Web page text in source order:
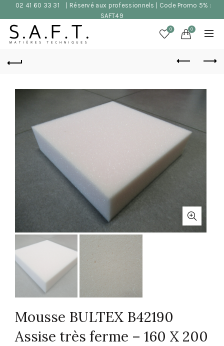
02 41 60 33 31
| Réservé aux professionnels | Code Promo 5% :
SAFT49
0 0
Mousse BULTEX B42190
Assise très ferme – 160 X 200